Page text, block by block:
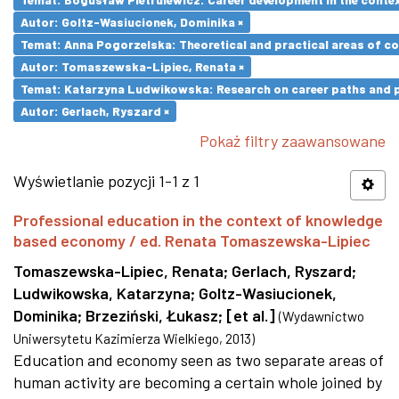
Autor: Goltz-Wasiucionek, Dominika ×
Temat: Anna Pogorzelska: Theoretical and practical areas of
Autor: Tomaszewska-Lipiec, Renata ×
Temat: Katarzyna Ludwikowska: Research on career paths
Autor: Gerlach, Ryszard ×
Pokaż filtry zaawansowane
Wyświetlanie pozycji 1-1 z 1
Professional education in the context of knowledge
based economy / ed. Renata Tomaszewska-Lipiec
Tomaszewska-Lipiec, Renata; Gerlach, Ryszard;
Ludwikowska, Katarzyna; Goltz-Wasiucionek,
Dominika; Brzeziński, Łukasz; [et al.] (Wydawnictwo
Uniwersytetu Kazimierza Wielkiego, 2013)
Education and economy seen as two separate areas of
human activity are becoming a certain whole joined by